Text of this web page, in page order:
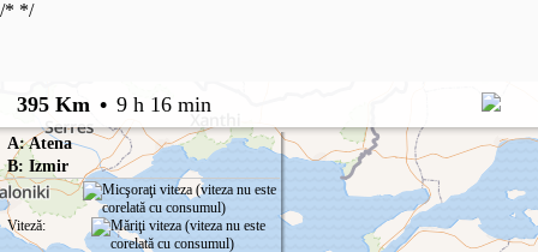
/* */
395 Km • 9 h 16 min
A: Atena
B: Izmir
Viteză: